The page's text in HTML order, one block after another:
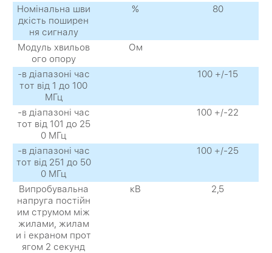
Номінальна шви
дкість поширен
ня сигналу
% 80
Модуль хвильов
ого опору
Ом
-в діапазоні час
тот від 1 до 100
МГц
100 +/-15
-в діапазоні час
тот від 101 до 25
0 МГц
100 +/-22
-в діапазоні час
тот від 251 до 50
0 МГц
100 +/-25
Випробувальна
напруга постійн
им струмом між
жилами, жилам
и і екраном прот
ягом 2 секунд
кВ 2,5